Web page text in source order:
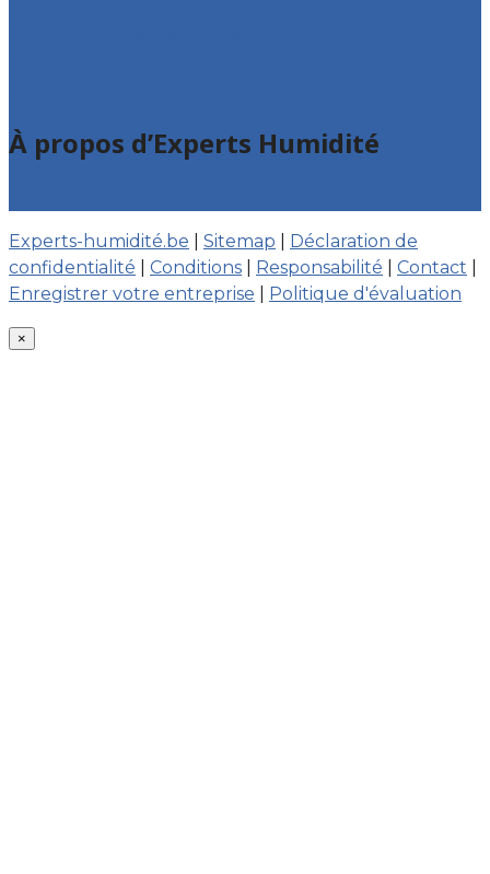
À propos d’Experts Humidité
Experts-humidité.be Sitemap
Déclaration de
confidentialité
Conditions Responsabilité Contact
Enregistrer votre entreprise
Politique d'évaluation
×